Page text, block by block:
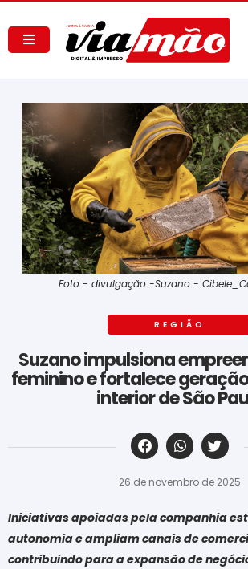
Foto - divulgação -Suzano -
REGIÃO
Suzano impulsiona
feminino e fortalece
interior de São
‎ ‎ ‎ ‎ ‎ ‎ ‎ ‎ ‎ ‎ ‎ ‎ ‎ ‎ ‎ ‎ ‎ ‎ ‎ ‎ ‎ ‎ ‎ ‎ ‎ ‎ ‎ ‎ ‎ ‎ ‎
26 de novembro de 2025
Iniciativas apoiadas pela companhia
autonomia e ampliam canais de
contribuindo para a expansão de